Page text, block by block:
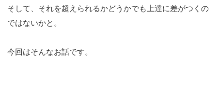
そして、それを超えられるかどうかでも上達に差がつくの
ではないかと。
今回はそんなお話です。